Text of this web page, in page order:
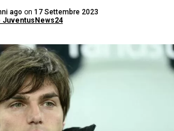
ago on 17 Settembre 2023
JuventusNews24